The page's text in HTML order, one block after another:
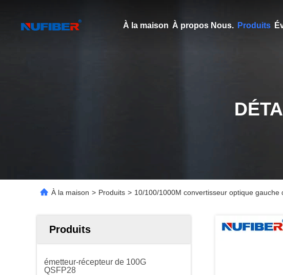
À la maison À propos Nous. Produits
À la maison > Produits > 10/100/1000M convertisseur optique
Produits
émetteur-récepteur de 100G
QSFP28